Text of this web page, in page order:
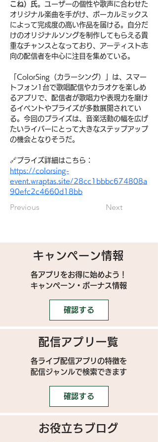
こね）氏。ユーザーの個性や歌声に合わせた
オリジナル楽曲を手がけ、ボーカルミックス
によって完成度の高い作品を届ける。自分だ
けのオリジナルソングを制作してもらえる貴
重なチャンスとなっており、アーティスト志
向の配信者を中心に注目を集めている。
「ColorSing（カラーシング）」は、スマー
トフォン1台で歌唱配信やカラオケを楽しめ
るアプリで、配信者が歌唱力や表現力を磨け
るイベントやプライズが多数展開されてい
る。今回のプライズは、音楽活動の幅を広げ
たいライバーにとって大きなステップアップ
の機会となりそうだ。
🔗プライズ詳細はこちら：
https://colorsing-
event.wraptas.site/28cc1bbbc674808a
90efc2c4660d18bb
Previous Next
キャンペーン情報
各アプリをお得に始めよう！
キャンペーン・ボーナス情報
確認する
配信アプリ一覧
各ライブ配信アプリの特徴を
配信ジャンルで検索できます
確認する
お役立ちブログ